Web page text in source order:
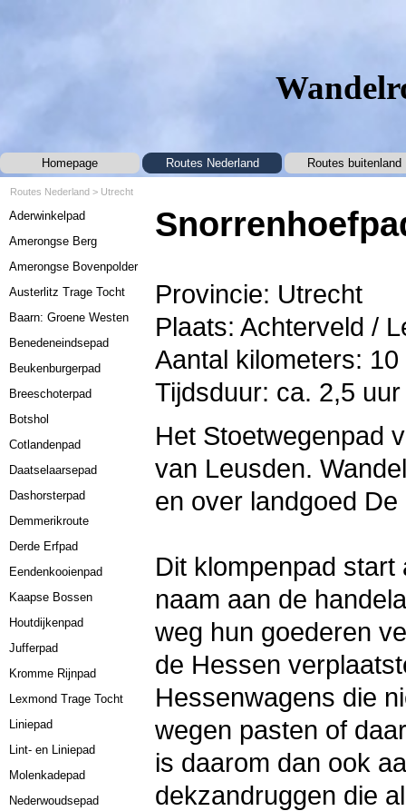
Homepage Routes Nederland ▼
Routes buitenland
Routes Nederland > Utrecht
Aderwinkelpad
Amerongse Berg
Amerongse Bovenpolder
Austerlitz Trage Tocht
Baarn: Groene Westen
Benedeneindsepad
Beukenburgerpad
Breeschoterpad
Botshol
Cotlandenpad
Daatselaarsepad
Dashorsterpad
Demmerikroute
Derde Erfpad
Eendenkooienpad
Kaapse Bossen
Houtdijkenpad
Jufferpad
Kromme Rijnpad
Lexmond Trage Tocht
Liniepad
Lint- en Liniepad
Molenkadepad
Nederwoudsepad
Provincie: Utrecht
Plaats: Achterveld /
Aantal kilometers: 10
Tijdsduur: ca. 2,5 uur
Het Stoetwegenpad
van Leusden.
en over landgoed De
Dit klompenpad
naam aan de
weg hun goederen
de Hessen
Hessenwagens die
wegen pasten of
is daarom dan ook
dekzandruggen die